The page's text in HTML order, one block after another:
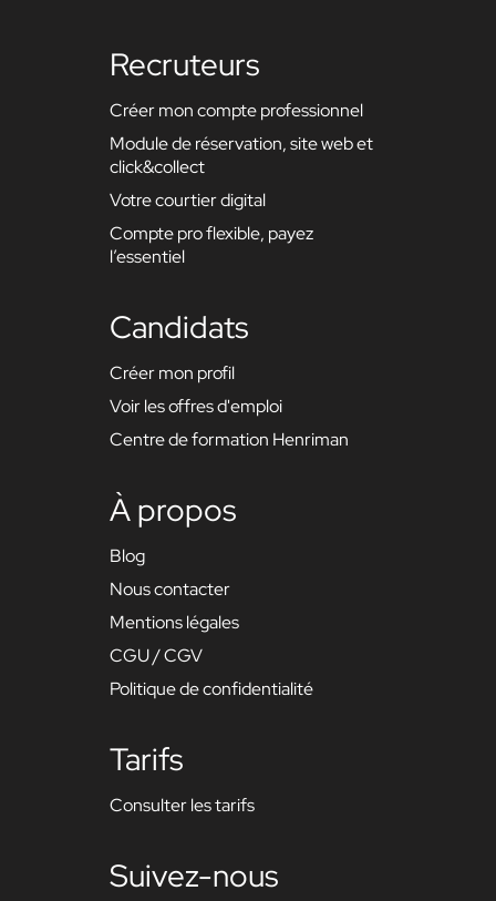
Recruteurs
Créer mon compte professionnel
Module de réservation, site web et
click&collect
Votre courtier digital
Compte pro flexible, payez
l’essentiel
Candidats
Créer mon profil
Voir les offres d'emploi
Centre de formation Henriman
À propos
Blog
Nous contacter
Mentions légales
CGU / CGV
Politique de confidentialité
Tarifs
Consulter les tarifs
Suivez-nous